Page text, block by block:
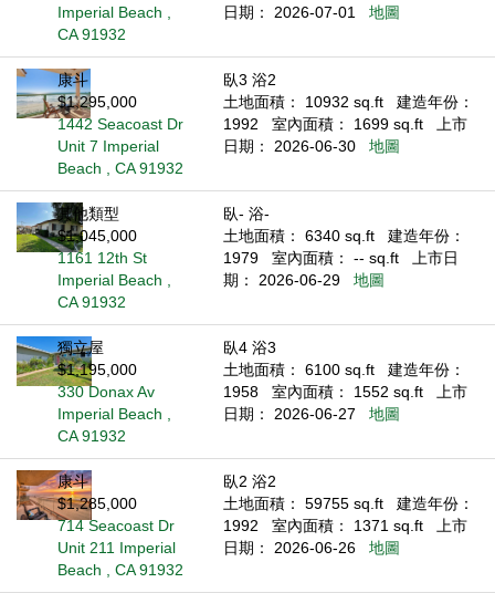
Imperial Beach ,
CA 91932
日期： 2026-07-01
地圖
康斗
$1,295,000
1442 Seacoast Dr
Unit 7 Imperial
Beach , CA 91932
臥3 浴2
土地面積： 10932 sq.ft
建造年份：
1992
室內面積： 1699 sq.ft
上市
日期： 2026-06-30
地圖
其他類型
$1,045,000
1161 12th St
Imperial Beach ,
CA 91932
臥- 浴-
土地面積： 6340 sq.ft
建造年份：
1979
室內面積： -- sq.ft
上市日
期： 2026-06-29
地圖
獨立屋
$1,195,000
330 Donax Av
Imperial Beach ,
CA 91932
臥4 浴3
土地面積： 6100 sq.ft
建造年份：
1958
室內面積： 1552 sq.ft
上市
日期： 2026-06-27
地圖
康斗
$1,285,000
714 Seacoast Dr
Unit 211 Imperial
Beach , CA 91932
臥2 浴2
土地面積： 59755 sq.ft
建造年份：
1992
室內面積： 1371 sq.ft
上市
日期： 2026-06-26
地圖